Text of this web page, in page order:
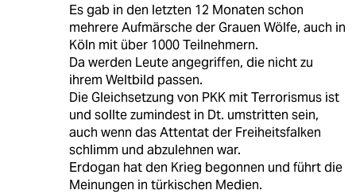
Es gab in den letzten 12 Monaten schon
mehrere Aufmärsche der Grauen Wölfe, auch in
Köln mit über 1000 Teilnehmern.
Da werden Leute angegriffen, die nicht zu
ihrem Weltbild passen.
Die Gleichsetzung von PKK mit Terrorismus ist
und sollte zumindest in Dt. umstritten sein,
auch wenn das Attentat der Freiheitsfalken
schlimm und abzulehnen war.
Erdogan hat den Krieg begonnen und führt die
Meinungen in türkischen Medien.